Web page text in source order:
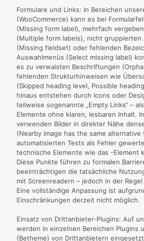
Formulare und Links: In Bereichen
(WooCommerce) kann es bei
(Missing form label), mehrfach
(Multiple form labels), nicht gruppierten
(Missing fieldset) oder fehlenden
Auswahlmenüs (Select missing label)
es zu verwaisten Beschriftungen
fehlenden Strukturhinweisen wie
(Skipped heading level, Possible
hinaus entstehen durch Icons oder
teilweise sogenannte „Empty Links“ –
Elemente ohne klaren, lesbaren Inhalt.
verwenden Bilder in direkter Nähe
(Nearby image has the same
automatisierten Tests als Fehler
technische Elemente wie das -Element
Diese Punkte führen zu formalen
beeinträchtigen die tatsächliche
mit Screenreadern – jedoch in der
Eine vollständige Anpassung ist
Einschränkungen derzeit nicht möglich.
Einsatz von Drittanbieter-Plugins: Auf
werden in einzelnen Bereichen Plugins
(Betheme) von Drittanbietern